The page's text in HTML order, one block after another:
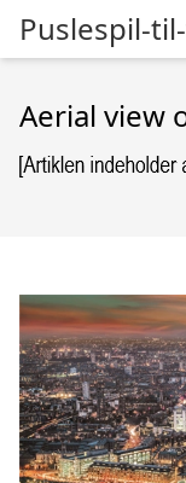
Puslespil-
Aerial view